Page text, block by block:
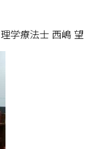
理学療法士 西嶋 望